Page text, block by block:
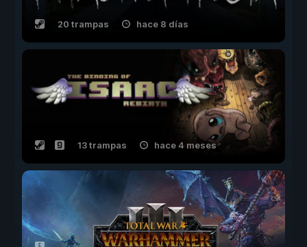
20 trampas hace 8 días
13 trampas hace 4 meses